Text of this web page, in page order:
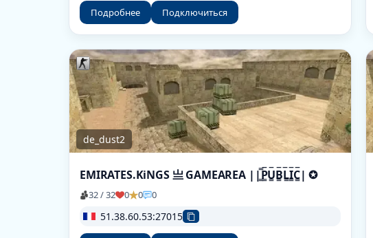
Подробнее Подключиться
de_dust2
EMIRATES.KiNGS 亗 GAMEAREA ||͇̿P͇̿U͇̿B͇̿L͇̿I͇̿C͇̿| ✪
32 / 32 0 0 0
51.38.60.53:27015